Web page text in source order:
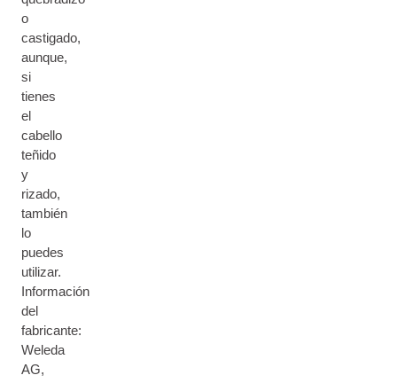
o
castigado,
aunque,
si
tienes
el
cabello
teñido
y
rizado,
también
lo
puedes
utilizar.
Información
del
fabricante:
Weleda
AG,